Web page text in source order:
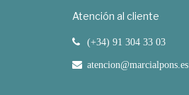
Atención al cliente
(+34) 91 304 33 03
atencion@marcialpons.es